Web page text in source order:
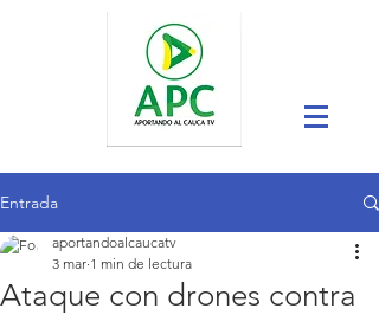
Entrada
Ataque con drones contra
aportandoalcaucatv
3 mar 1 min de lectura